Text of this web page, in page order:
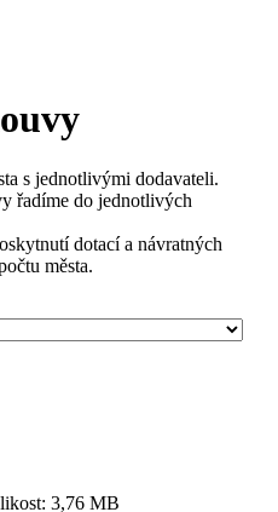
s jednotlivými dodavateli.
řadíme do jednotlivých
dotací a návratných
města.
3,76 MB